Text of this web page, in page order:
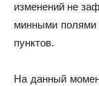
изменений не
минными полями
пунктов.
На данный